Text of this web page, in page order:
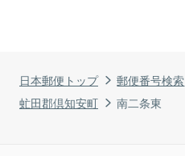
日本郵便トップ 郵便番号検索
虻田郡倶知安町
南二条東